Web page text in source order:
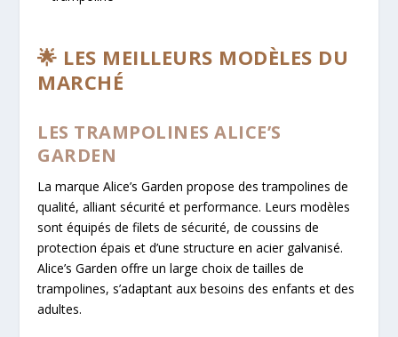
🌟 LES MEILLEURS MODÈLES DU
MARCHÉ
LES TRAMPOLINES ALICE’S
GARDEN
La marque Alice’s Garden propose des trampolines de
qualité, alliant sécurité et performance. Leurs modèles
sont équipés de filets de sécurité, de coussins de
protection épais et d’une structure en acier galvanisé.
Alice’s Garden offre un large choix de tailles de
trampolines, s’adaptant aux besoins des enfants et des
adultes.